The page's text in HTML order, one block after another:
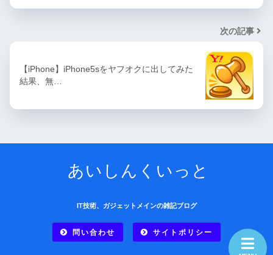
次の記事
【iPhone】iPhone5sをヤフオクに出してみた
結果、無…
あいしんくいっと
IT技術、ガジェットメインの雑記ブログ
問い合わせ サイトポリシー